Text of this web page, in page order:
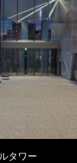
タワー